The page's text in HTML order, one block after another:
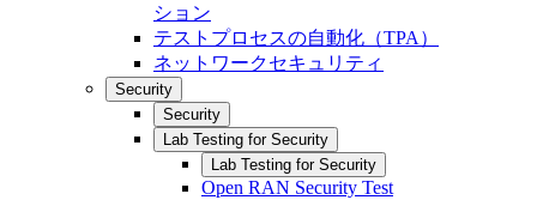
ション
テストプロセスの自動化（TPA）
ネットワークセキュリティ
Security
Security
Lab Testing for Security
Lab Testing for Security
Open RAN Security Test